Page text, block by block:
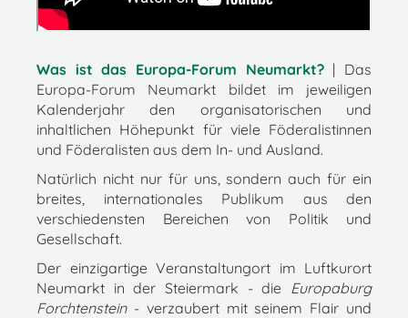
Was ist das Europa-Forum Neumarkt?| Das
Europa-Forum Neumarkt bildet im jeweiligen
Kalenderjahr den organisatorischen und
inhaltlichen Höhepunkt für viele Föderalistinnen
und Föderalisten aus dem In- und Ausland.
Natürlich nicht nur für uns, sondern auch für ein
breites, internationales Publikum aus den
verschiedensten Bereichen von Politik und
Gesellschaft.
Der einzigartige Veranstaltungort im Luftkurort
Neumarkt in der Steiermark - die Europaburg
Forchtenstein- verzaubert mit seinem Flair und